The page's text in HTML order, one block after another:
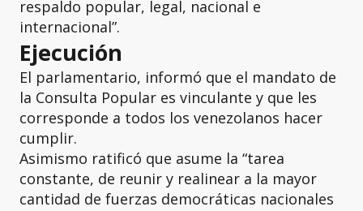
respaldo popular, legal, nacional e
internacional”.
Ejecución
El parlamentario, informó que el mandato de
la Consulta Popular es vinculante y que les
corresponde a todos los venezolanos hacer
cumplir.
Asimismo ratificó que asume la “tarea
constante, de reunir y realinear a la mayor
cantidad de fuerzas democráticas nacionales